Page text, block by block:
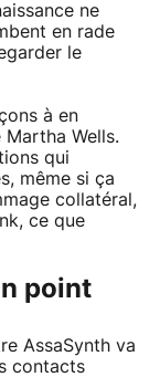
ne
en rade
le
à en
Wells.
qui
même si ça
collatéral,
ce que
point
AssaSynth va
contacts